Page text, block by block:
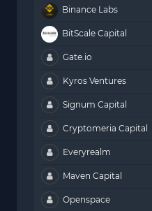
Binance Labs
BitScale Capital
Gate.io
Kyros Ventures
Signum Capital
Cryptomeria Capital
Everyrealm
Maven Capital
Openspace